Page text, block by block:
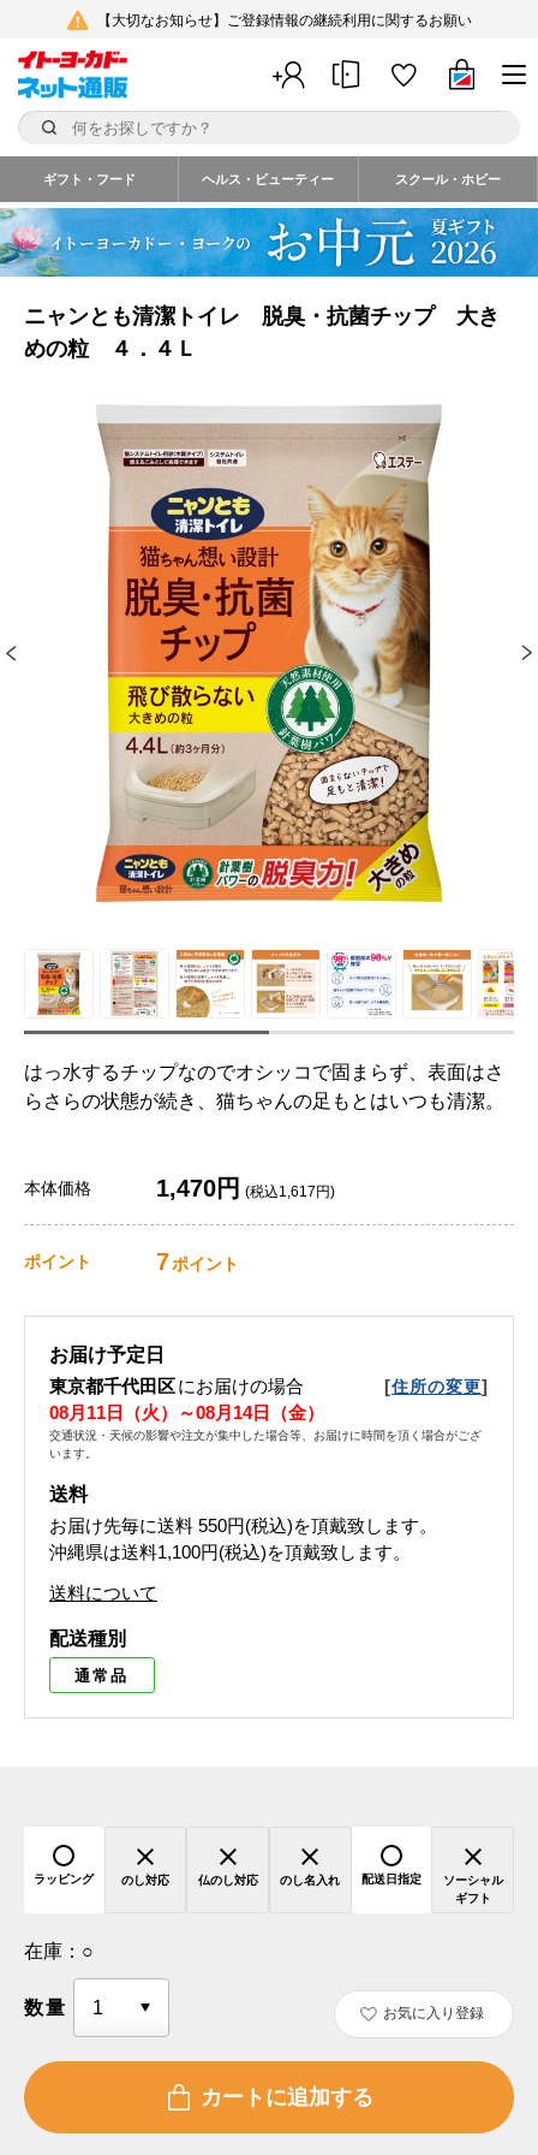
【大切なお知らせ】ご登録情報の継続利用に関するお願い
ギフト・フード ヘルス・ビューティー スクール・ホビー
ニャンとも清潔トイレ 脱臭・抗菌チップ 大き
めの粒 ４．４Ｌ
はっ水するチップなのでオシッコで固まらず、表面はさ
らさらの状態が続き、猫ちゃんの足もとはいつも清潔。
本体価格 1,470円 (税込1,617円)
ポイント 7ポイント
お届け予定日
東京都千代田区にお届けの場合 [住所の変更]
08月11日（火）～08月14日（金）
交通状況・天候の影響や注文が集中した場合等、お届けに時間を頂く場合がござ
います。
送料
お届け先毎に送料 550円(税込)を頂戴致します。
沖縄県は送料1,100円(税込)を頂戴致します。
送料について
配送種別
通常品
ラッピング のし対応 仏のし対応 のし名入れ 配送日指定
ソーシャル
ギフト
在庫： ○
数量 お気に入り登録